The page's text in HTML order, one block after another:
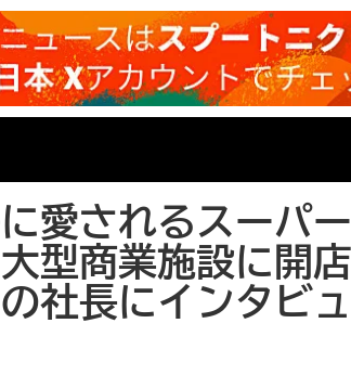
愛されるスーパー
型商業施設に開店
社長にインタビ